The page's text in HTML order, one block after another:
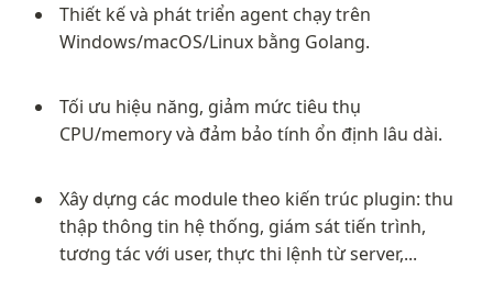
Thiết kế và phát triển agent chạy trên
Windows/macOS/Linux bằng Golang.
Tối ưu hiệu năng, giảm mức tiêu thụ
CPU/memory và đảm bảo tính ổn định lâu dài.
Xây dựng các module theo kiến trúc plugin: thu
thập thông tin hệ thống, giám sát tiến trình,
tương tác với user, thực thi lệnh từ server,...